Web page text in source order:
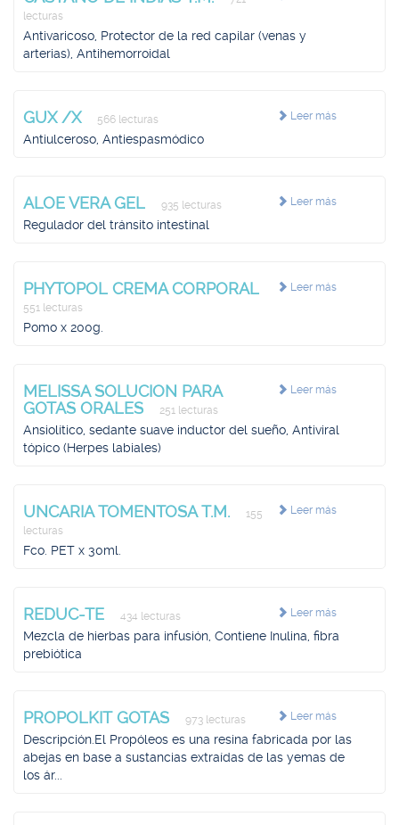
lecturas
Antivaricoso, Protector de la red capilar (venas y
arterias), Antihemorroidal
Leer más
GUX /X 566 lecturas
Antiulceroso, Antiespasmódico
Leer más
ALOE VERA GEL 935 lecturas
Regulador del tránsito intestinal
Leer más
PHYTOPOL CREMA CORPORAL
551 lecturas
Pomo x 200g.
Leer más
MELISSA SOLUCION PARA
GOTAS ORALES
251 lecturas
Ansiolítico, sedante suave inductor del sueño, Antiviral
tópico (Herpes labiales)
Leer más
UNCARIA TOMENTOSA T.M.
155
lecturas
Fco. PET x 30ml.
Leer más
REDUC-TE 434 lecturas
Mezcla de hierbas para infusión, Contiene Inulina, fibra
prebiótica
Leer más
PROPOLKIT GOTAS 973 lecturas
Descripción.El Propóleos es una resina fabricada por las
abejas en base a sustancias extraídas de las yemas de
los ár...